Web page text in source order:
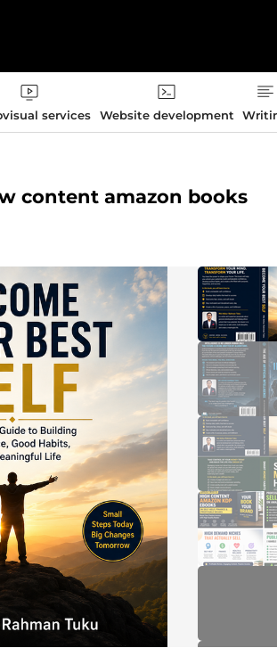
services Website development
content amazon books